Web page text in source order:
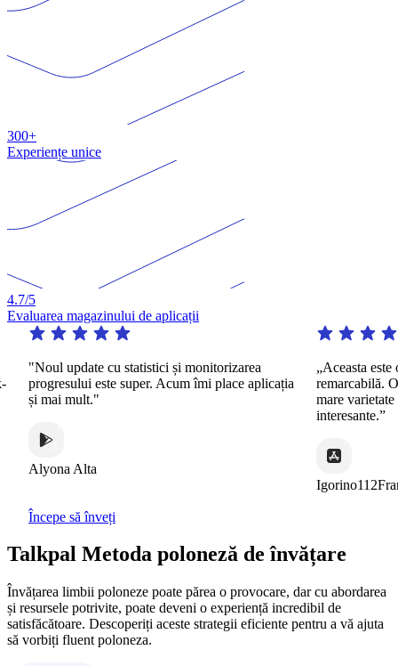
300+
Experiențe unice
4.7/5
Evaluarea magazinului de aplicații
update cu statistici și monitorizarea
este super. Acum îmi place aplicația
mai mult."
Alta
„Aceasta este o
remarcabilă. Oferă
mare varietate de
interesante.”
Igorino112France
Începe să înveți
Talkpal Metoda poloneză de învățare
Învățarea limbii poloneze poate părea o provocare, dar cu abordarea
și resursele potrivite, poate deveni o experiență incredibil de
satisfăcătoare. Descoperiți aceste strategii eficiente pentru a vă ajuta
să vorbiți fluent poloneza.